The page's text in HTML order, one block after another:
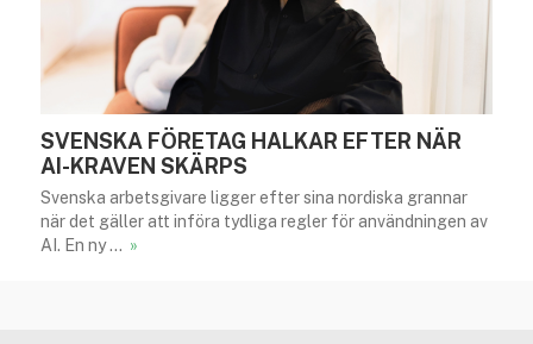
SVENSKA FÖRETAG HALKAR EFTER NÄR
AI-KRAVEN SKÄRPS
Svenska arbetsgivare ligger efter sina nordiska grannar
när det gäller att införa tydliga regler för användningen av
AI. En ny … »